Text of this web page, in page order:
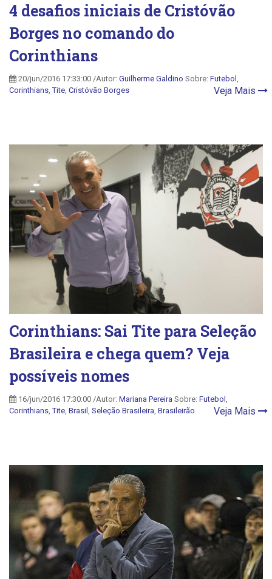
4 desafios iniciais de Cristóvão
Borges no comando do
Corinthians
20/jun/2016 17:33:00 /Autor: Guilherme Galdino Sobre: Futebol ,
Corinthians,Tite, Cristóvão Borges Veja Mais
Corinthians: Sai Tite para Seleção
Brasileira e chega quem? Veja
possíveis nomes
16/jun/2016 17:30:00 /Autor: Mariana Pereira Sobre: Futebol
Corinthians ,Tite Brasil Seleção Brasileira Brasileirão Veja Mais